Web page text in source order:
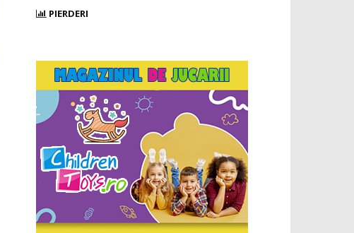
PIERDERI